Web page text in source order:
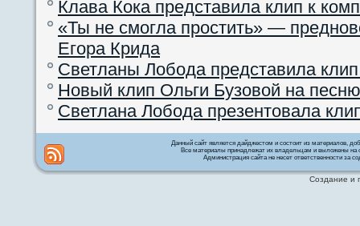
Клава Кока представила клип к
«Ты не смогла простить» —
Егора Крида
Светланы Лобода представила
Новый клип Ольги Бузовой на
Светлана Лобода презентовала
Данный сайт является дайджестом и состоит из материалов,
Все материалы принадлежат их владельцам и выложены на
Администрация сайта не несет ответственности за
Создание и